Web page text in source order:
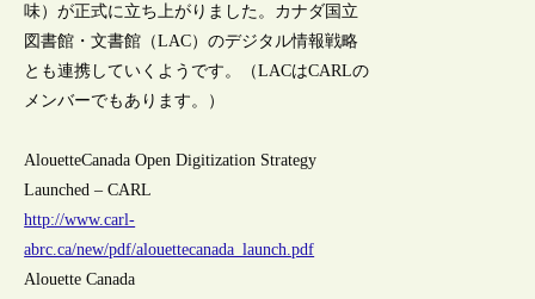
味）が正式に立ち上がりました。カナダ国立
図書館・文書館（LAC）のデジタル情報戦略
とも連携していくようです。（LACはCARLの
メンバーでもあります。）
AlouetteCanada Open Digitization Strategy
Launched – CARL
http://www.carl-
abrc.ca/new/pdf/alouettecanada_launch.pdf
Alouette Canada